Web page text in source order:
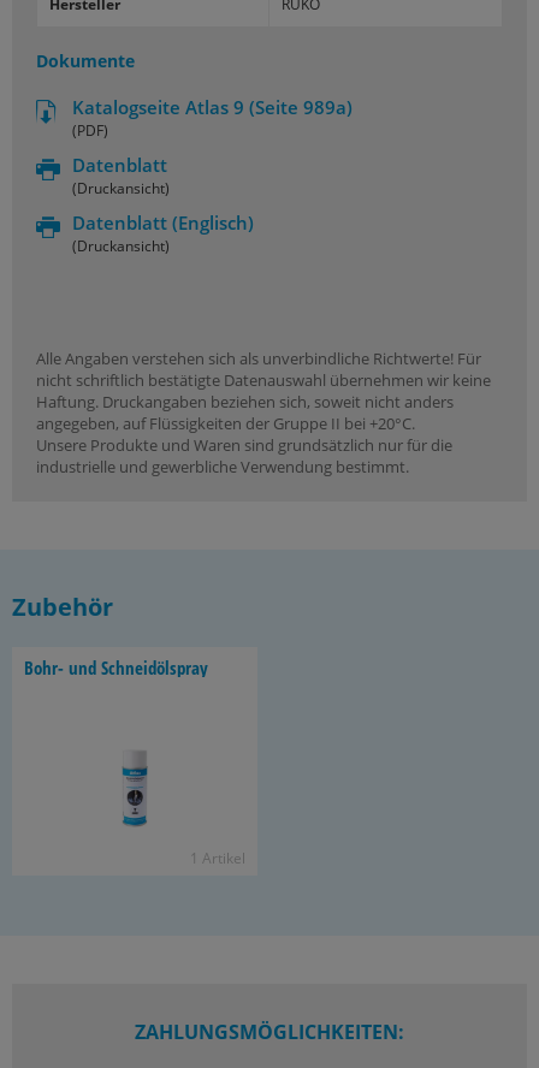
Hersteller RUKO
Dokumente
Katalogseite Atlas 9 (Seite 989a)
(PDF)
Datenblatt
(Druckansicht)
Datenblatt (Englisch)
(Druckansicht)
Alle Angaben verstehen sich als unverbindliche Richtwerte! Für
nicht schriftlich bestätigte Datenauswahl übernehmen wir keine
Haftung. Druckangaben beziehen sich, soweit nicht anders
angegeben, auf Flüssigkeiten der Gruppe II bei +20°C.
Unsere Produkte und Waren sind grundsätzlich nur für die
industrielle und gewerbliche Verwendung bestimmt.
Zubehör
Bohr- und Schneid­öl­spray
1 Ar­ti­kel
ZAHLUNGSMÖGLICHKEITEN: